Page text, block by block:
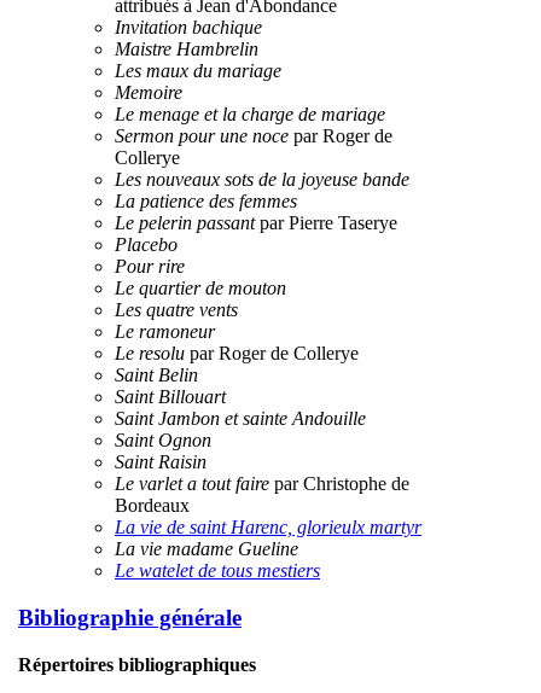
attribués à Jean d'Abondance
Invitation bachique
Maistre Hambrelin
Les maux du mariage
Memoire
Le menage et la charge de mariage
Sermon pour une noce par Roger de
Collerye
Les nouveaux sots de la joyeuse bande
La patience des femmes
Le pelerin passantpar Pierre Taserye
Placebo
Pour rire
Le quartier de mouton
Les quatre vents
Le ramoneur
Le resolu par Roger de Collerye
Saint Belin
Saint Billouart
Saint Jambon et sainte Andouille
Saint Ognon
Saint Raisin
Le varlet a tout faire par Christophe de
Bordeaux
La vie de saint Harenc, glorieulx martyr
La vie madame Gueline
Le watelet de tous mestiers
Bibliographie générale
Répertoires bibliographiques